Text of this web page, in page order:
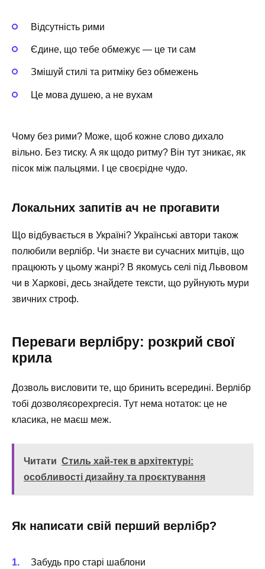
Відсутність рими
Єдине, що тебе обмежує — це ти сам
Змішуй стилі та ритміку без обмежень
Це мова душею, а не вухам
Чому без рими? Може, щоб кожне слово дихало
вільно. Без тиску. А як щодо ритму? Він тут зникає, як
пісок між пальцями. І це своєрідне чудо.
Локальних запитів ач не прогавити
Що відбувається в Україні? Українські автори також
полюбили верлібр. Чи знаєте ви сучасних митців, що
працюють у цьому жанрі? В якомусь селі під Львовом
чи в Харкові, десь знайдете тексти, що руйнують мури
звичних строф.
Переваги верлібру: розкрий свої
крила
Дозволь висловити те, що бринить всередині. Верлібр
тобі дозволяєореxprесія. Тут нема нотаток: це не
класика, не маєш меж.
Читати Стиль хай-тек в архітектурі:
особливості дизайну та проєктування
Як написати свій перший верлібр?
Забудь про старі шаблони